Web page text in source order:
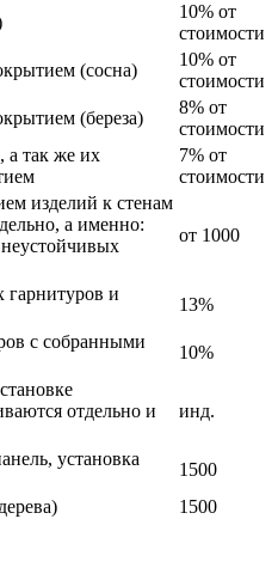
10% от
стоимости
(сосна)
10% от
стоимости
(береза)
8% от
стоимости
а так же их
7% от
стоимости
изделий к стенам
а именно:
от 1000
гарнитуров и
13%
с собранными
10%
отдельно и
инд.
установка
1500
1500